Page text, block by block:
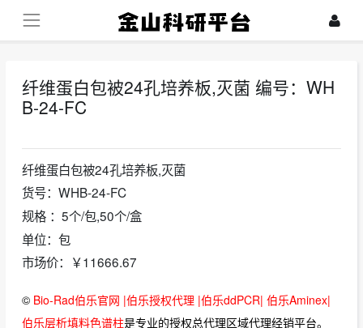
纤维蛋白包被24孔培养板,灭菌 编号：WH
B-24-FC
纤维蛋白包被24孔培养板,灭菌
货号：WHB-24-FC
规格 ：5个/包,50个/盒
单位：包
市场价：￥11666.67
© Bio-Rad伯乐官网 |伯乐授权代理 |伯乐ddPCR| 伯乐Aminex|
伯乐层析填料色谱柱是专业的授权总代理区域代理经销平台。